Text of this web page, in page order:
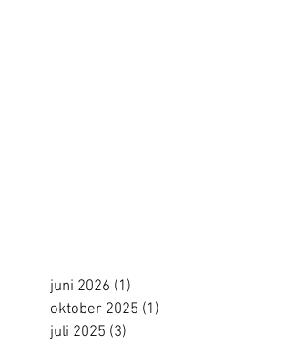
juni 2026 (1)
oktober 2025 (1)
juli 2025 (3)